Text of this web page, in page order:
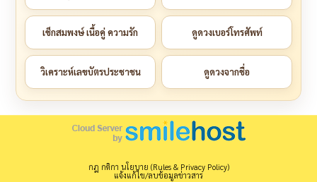
เช็กสมพงษ์ เนื้อคู่ ความรัก ดูดวงเบอร์โทรศัพท์
วิเคราะห์เลขบัตรประชาชน ดูดวงจากชื่อ
กฎ กติกา นโยบาย (Rules & Privacy Policy)
แจ้งแก้ไข/ลบข้อมูลข่าวสาร